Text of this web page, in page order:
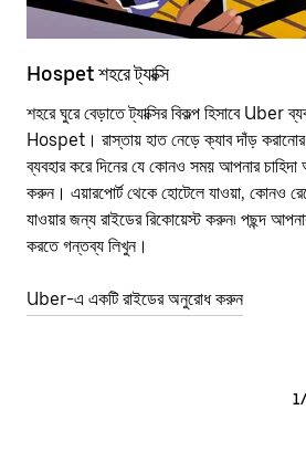
Hospet শহরে ট্যাক্সি
শহরে ঘুরে বেড়াতে ট্যাক্সির বিকল্প হিসাবে Uber
Hospet। রাস্তায় হাত নেড়ে ক্যাব দাঁড়
ব্যবহার করে দিনের যে কোনও সময় আপনার চাহিদা
করুন। এয়ারপোর্ট থেকে হোটেলে যাওয়া, কোনও
যাওয়ার জন্য রাইডের রিকোয়েস্ট করুন৷ পছন্দ
করতে গন্তব্য লিখুন।
Uber-এ একটি রাইডের অনুরোধ করুন